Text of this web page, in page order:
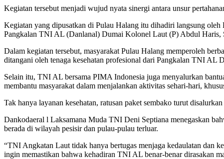
Kegiatan tersebut menjadi wujud nyata sinergi antara unsur
Kegiatan yang dipusatkan di Pulau Halang itu dihadiri langsung
Pangkalan TNI AL (Danlanal) Dumai Kolonel Laut (P) Abdul Haris,
Dalam kegiatan tersebut, masyarakat Pulau Halang memperoleh
ditangani oleh tenaga kesehatan profesional dari Pangkalan TNI AL
Selain itu, TNI AL bersama PIMA Indonesia juga menyalurkan
membantu masyarakat dalam menjalankan aktivitas sehari-hari,
Tak hanya layanan kesehatan, ratusan paket sembako turut
Dankodaeral l Laksamana Muda TNI Deni Septiana menegaskan
berada di wilayah pesisir dan pulau-pulau terluar.
“TNI Angkatan Laut tidak hanya bertugas menjaga kedaulatan dan
ingin memastikan bahwa kehadiran TNI AL benar-benar dirasakan